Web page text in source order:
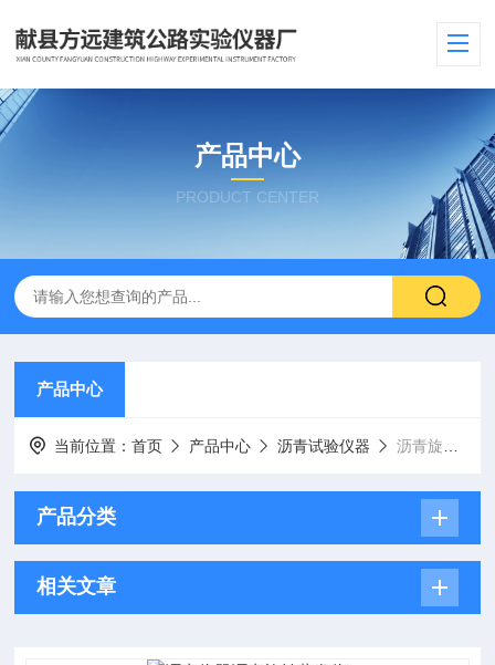
产品中心
PRODUCT CENTER
产品中心
当前位置：首页 产品中心 沥青试验仪器 沥青旋转蒸发仪
产品分类
相关文章